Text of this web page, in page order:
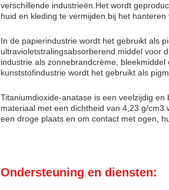
verschillende industrieën.Het wordt
huid en kleding te vermijden bij het hanteren
In de papierindustrie wordt het gebruikt als
ultravioletstralingsabsorberend middel voor
industrie als zonnebrandcrème,
kunststofindustrie wordt het gebruikt als
Titaniumdioxide-anatase is een veelzijdig
materiaal met een dichtheid van 4,23 g/
een droge plaats en om contact met ogen,
Ondersteuning en diensten: